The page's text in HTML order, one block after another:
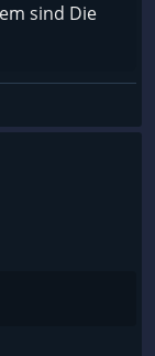
sind Die